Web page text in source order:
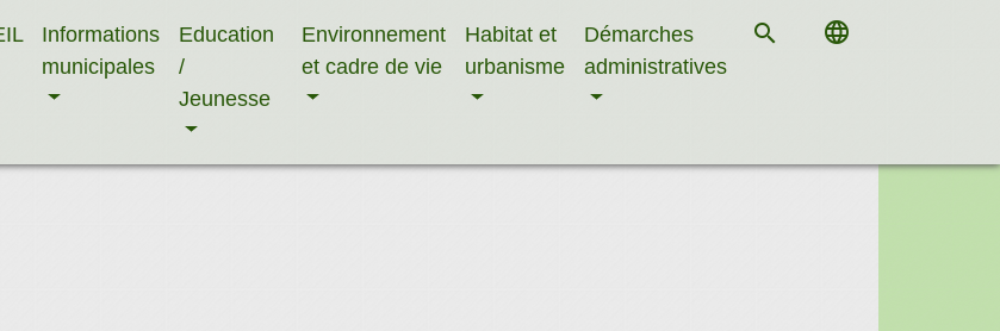
Informations
municipales
Education
/
Jeunesse
Environnement
et cadre de vie
Habitat et
urbanisme
Démarches
administratives
search language